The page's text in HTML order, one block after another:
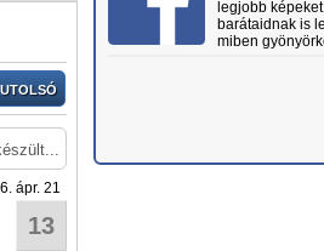
UTOLSÓ
ápr. 21
13
legjobb
barátaidnak is
miben